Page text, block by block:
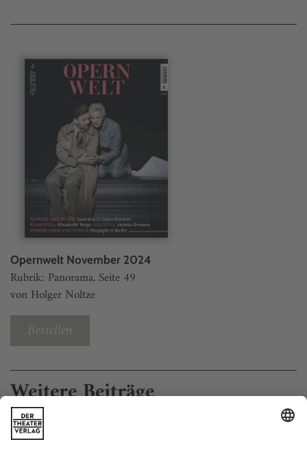
Opernwelt November 2024
Rubrik: Panorama, Seite 49
von Holger Noltze
Bestellen
Weitere Beiträge
Keiner kommt raus
Verdi: Don Carlos am Staatstheater Meiningen